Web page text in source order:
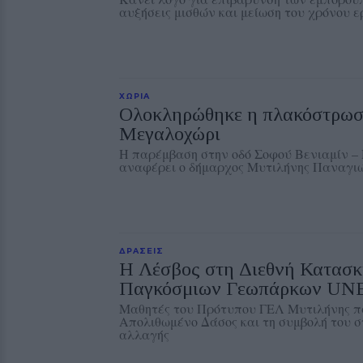
αυξήσεις μισθών και μείωση του χρόνου
ΧΩΡΙΑ
Ολοκληρώθηκε η
Μεγαλοχώρι
Η παρέμβαση στην οδό Σοφού Βενιαμίν
αναφέρει ο δήμαρχος Μυτιλήνης
ΔΡΑΣΕΙΣ
Η Λέσβος στη Διεθνή
Παγκόσμιων Γεωπάρκων
Μαθητές του Πρότυπου ΓΕΛ Μυτιλήνης
Απολιθωμένο Δάσος και τη συμβολή του
αλλαγής